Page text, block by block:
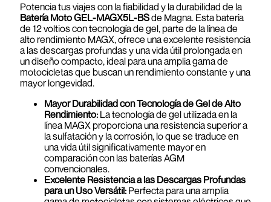
Potencia tus viajes con la fiabilidad y la durabilidad de la
Batería Moto GEL-MAGX5L-BSde Magna. Esta batería
de 12 voltios con tecnología de gel, parte de la línea de
alto rendimiento MAGX, ofrece una excelente resistencia
a las descargas profundas y una vida útil prolongada en
un diseño compacto, ideal para una amplia gama de
motocicletas que buscan un rendimiento constante y una
mayor longevidad.
Mayor Durabilidad con Tecnología de Gel de Alto
Rendimiento: La tecnología de gel utilizada en la
línea MAGX proporciona una resistencia superior a
la sulfatación y la corrosión, lo que se traduce en
una vida útil significativamente mayor en
comparación con las baterías AGM
convencionales.
Excelente Resistencia a las Descargas Profundas
para un Uso Versátil: Perfecta para una amplia